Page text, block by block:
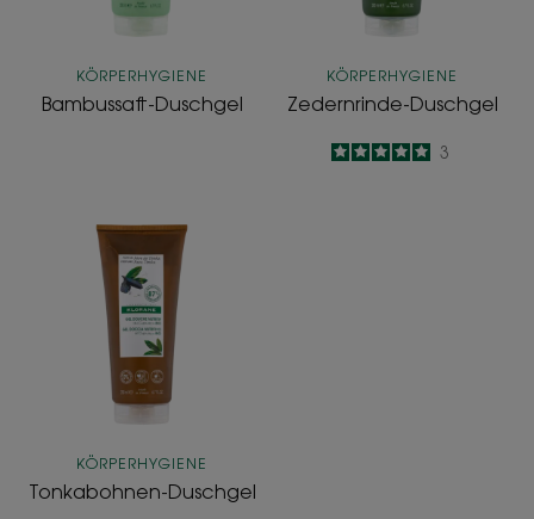
KÖRPERHYGIENE
Bambussaft-Duschgel
KÖRPERHYGIENE
Zedernrinde-Duschgel
5
/
5
3
Tonkabohnen-
Duschgel
KÖRPERHYGIENE
Tonkabohnen-Duschgel